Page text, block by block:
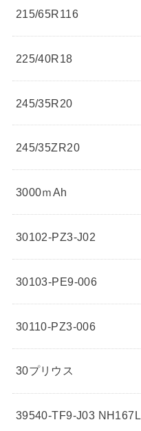
215/65R116
225/40R18
245/35R20
245/35ZR20
3000ｍAh
30102-PZ3-J02
30103-PE9-006
30110-PZ3-006
30プリウス
39540-TF9-J03 NH167L